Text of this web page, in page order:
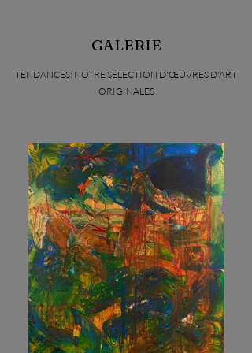
GALERIE
TENDANCES: NOTRE SÉLECTION D'ŒUVRES D'ART
ORIGINALES